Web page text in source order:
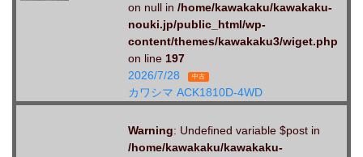
on null in /home/kawakaku/kawakaku-
nouki.jp/public_html/wp-
content/themes/kawakaku3/wiget.php
on line 197
2026/7/28
中古
カワシマ ACK1810D-4WD
Warning: Undefined variable $post in
/home/kawakaku/kawakaku-